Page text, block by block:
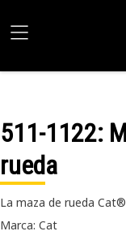
511-1122:
rueda
La maza de rueda
Marca: Cat